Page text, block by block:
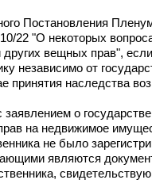
Постановления
22 "О некоторых
других вещных прав",
независимо от
наследства
о
на недвижимое
не было
являются